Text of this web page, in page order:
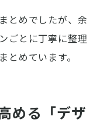
とめでしたが、余
ごとに丁寧に整理
とめています。
める「デザ